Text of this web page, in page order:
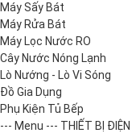
Máy Sấy Bát
Máy Rửa Bát
Máy Lọc Nước RO
Cây Nước Nóng Lạnh
Lò Nướng - Lò Vi Sóng
Đồ Gia Dụng
Phụ Kiện Tủ Bếp
--- Menu --- THIẾT BỊ ĐIỆN